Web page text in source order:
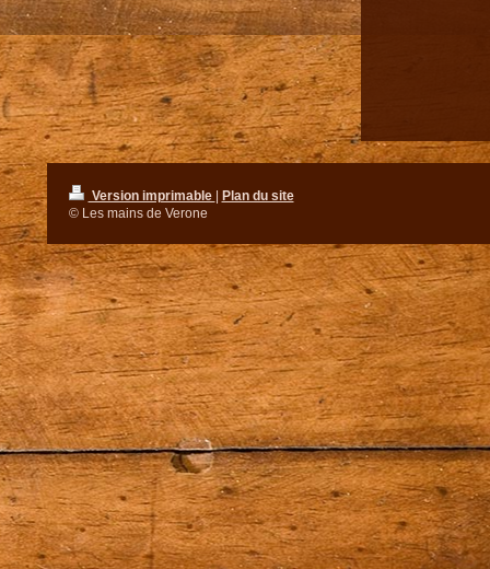
Version imprimable | Plan du site
© Les mains de Verone